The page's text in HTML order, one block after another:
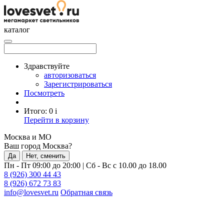
каталог
Здравствуйте
авторизоваться
Зарегистрироваться
Посмотреть
Итого: 0 i
Перейти в корзину
Москва и МО
Ваш город Москва?
Да Нет, сменить
Пн - Пт 09:00 до 20:00 | Сб - Вс с 10.00 до 18.00
8 (926) 300 44 43
8 (926) 672 73 83
info@lovesvet.ru Обратная связь